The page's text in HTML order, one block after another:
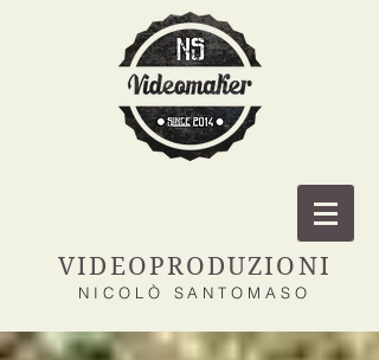
VIDEOPRODUZIONI
NICOLÒ SANTOMASO